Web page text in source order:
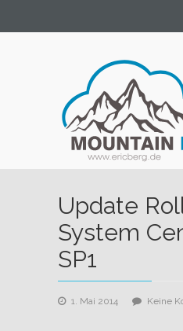
Update
System
SP1
1. Mai 2014 Keine